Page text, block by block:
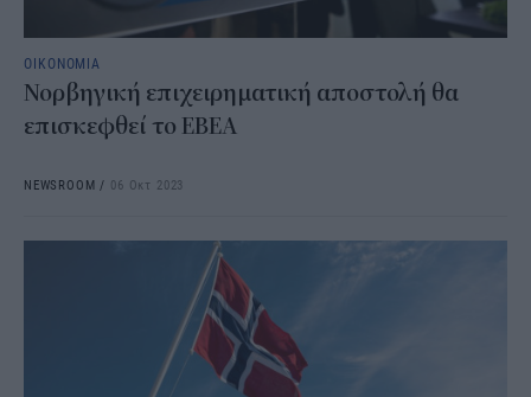
ΟΙΚΟΝΟΜΙΑ
Νορβηγική επιχειρηματική αποστολή θα
επισκεφθεί το ΕΒΕΑ
NEWSROOM / 06 Οκτ 2023